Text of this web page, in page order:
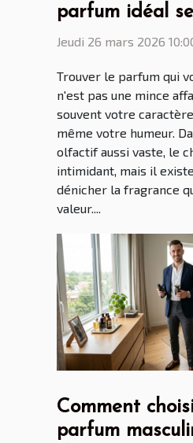
parfum idéal
personnalité
Jeudi 26 mars 2026
Trouver le parfum qui
n'est pas une mince
souvent votre
même votre humeur.
olfactif aussi vaste, le
intimidant, mais il
dénicher la fragrance
valeur....
Comment
parfum